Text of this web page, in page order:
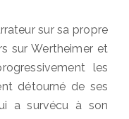
sur sa propre
sur Wertheimer et
les
détourné de ses
a survécu à son